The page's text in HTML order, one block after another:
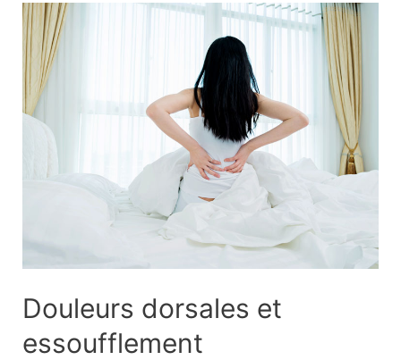
Types,
points
de
suture,
Douleurs dorsales et
essoufflement